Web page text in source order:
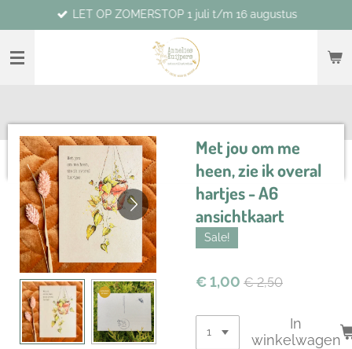
direct
naar
hoofdinhoud
LET OP ZOMERSTOP 1 juli t/m 16 augustus
Met jou om me
heen, zie ik overal
hartjes - A6
ansichtkaart
Sale!
€ 1,00 € 2,50
In
winkelwagen